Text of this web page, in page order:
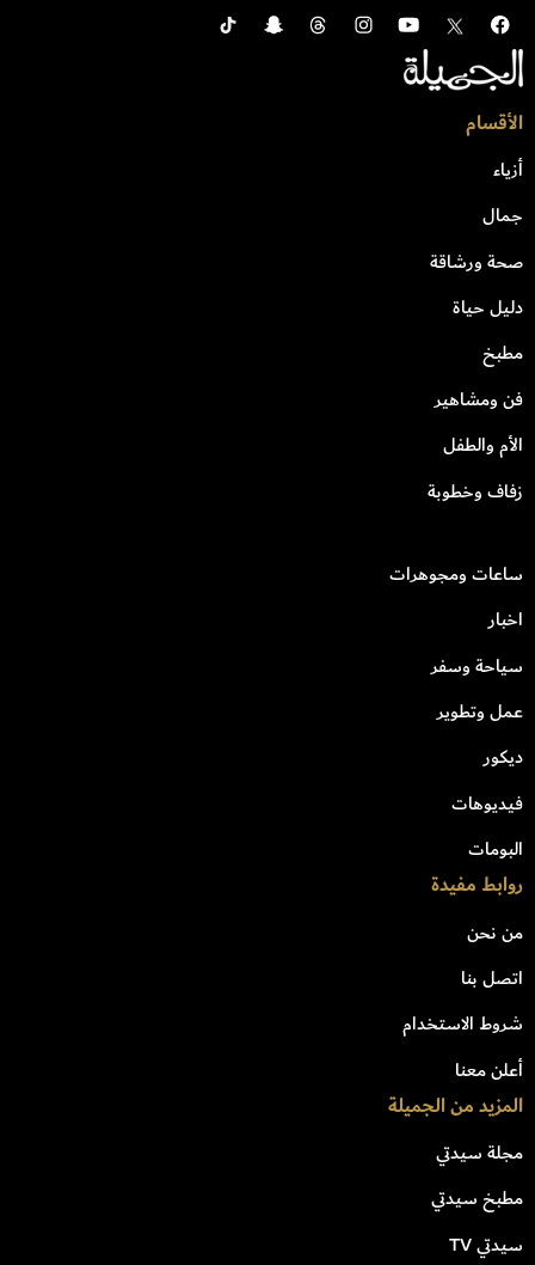
الأقسام
أزياء
جمال
صحة ورشاقة
دليل حياة
مطبخ
فن ومشاهير
الأم والطفل
زفاف وخطوبة
ساعات ومجوهرات
اخبار
سياحة وسفر
عمل وتطوير
ديكور
فيديوهات
البومات
روابط مفيدة
من نحن
اتصل بنا
شروط الاستخدام
أعلن معنا
المزيد من الجميلة
مجلة سيدتي
مطبخ سيدتي
سيدتي TV